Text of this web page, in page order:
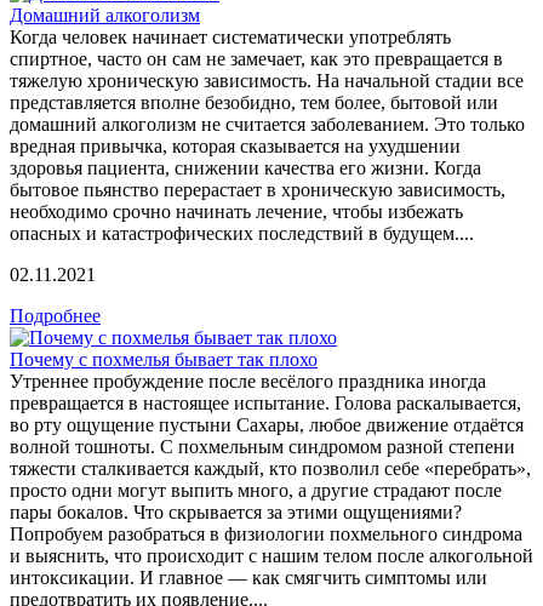
Домашний алкоголизм
Когда человек начинает систематически употреблять
спиртное, часто он сам не замечает, как это превращается в
тяжелую хроническую зависимость. На начальной стадии все
представляется вполне безобидно, тем более, бытовой или
домашний алкоголизм не считается заболеванием. Это только
вредная привычка, которая сказывается на ухудшении
здоровья пациента, снижении качества его жизни. Когда
бытовое пьянство перерастает в хроническую зависимость,
необходимо срочно начинать лечение, чтобы избежать
опасных и катастрофических последствий в будущем....
02.11.2021
Подробнее
Почему с похмелья бывает так плохо
Утреннее пробуждение после весёлого праздника иногда
превращается в настоящее испытание. Голова раскалывается,
во рту ощущение пустыни Сахары, любое движение отдаётся
волной тошноты. С похмельным синдромом разной степени
тяжести сталкивается каждый, кто позволил себе «перебрать»,
просто одни могут выпить много, а другие страдают после
пары бокалов. Что скрывается за этими ощущениями?
Попробуем разобраться в физиологии похмельного синдрома
и выяснить, что происходит с нашим телом после алкогольной
интоксикации. И главное — как смягчить симптомы или
предотвратить их появление....